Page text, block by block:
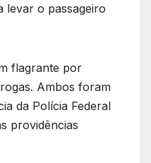
levar o passageiro
flagrante por
Ambos foram
da Polícia Federal
providências